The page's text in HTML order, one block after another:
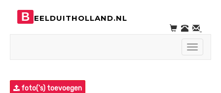
B EELDUITHOLLAND.NL
Toggle
foto('s) toevoegen